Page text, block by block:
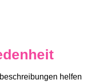
helfen